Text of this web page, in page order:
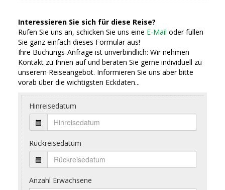
Interessieren Sie sich für diese Reise?
Rufen Sie uns an, schicken Sie uns eine E-Mail oder füllen
Sie ganz einfach dieses Formular aus!
Ihre Buchungs-Anfrage ist unverbindlich: Wir nehmen
Kontakt zu Ihnen auf und beraten Sie gerne individuell zu
unserem Reiseangebot. Informieren Sie uns aber bitte
vorab über die wichtigsten Eckdaten...